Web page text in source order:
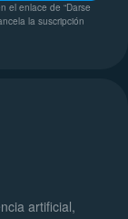
el enlace de “Darse
la suscripción
artificial,